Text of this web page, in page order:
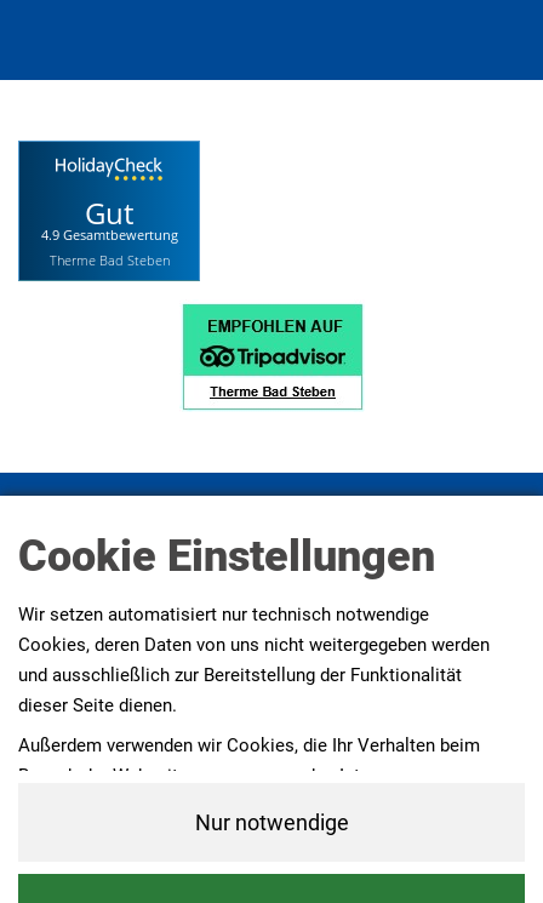
Gut
4.9 Gesamtbewertung
Therme Bad Steben
Presse
AGBs Erklärung zur Barrierefreiheit
Cookie Einstellungen
Wir setzen automatisiert nur technisch notwendige
Cookies, deren Daten von uns nicht weitergegeben werden
und ausschließlich zur Bereitstellung der Funktionalität
dieser Seite dienen.
Außerdem verwenden wir Cookies, die Ihr Verhalten beim
Besuch der Webseiten messen, um das Interesse unserer
pseudonyme Daten, eine Identifikation Ihrer Person erfolgt
Nur notwendige